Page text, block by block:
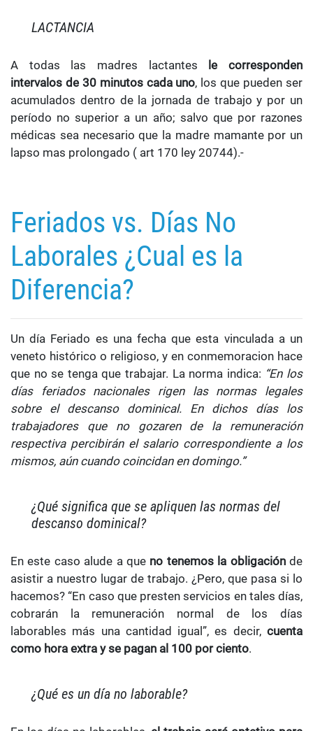
LACTANCIA
A todas las madres lactantes
le corresponden
intervalos de 30 minutos cada uno, los que pueden ser
acumulados dentro de la jornada de trabajo y por un
período no superior a un año; salvo que por razones
médicas sea necesario que la madre mamante por un
lapso mas prolongado ( art 170 ley 20744).-
Feriados vs. Días No
Laborales ¿Cual es la
Diferencia?
Un día Feriado es una fecha que esta vinculada a un
veneto histórico o religioso, y en conmemoracion hace
que no se tenga que trabajar. La norma indica: “En los
días feriados nacionales rigen las normas legales
sobre el descanso dominical. En dichos días los
trabajadores que no gozaren de la remuneración
respectiva percibirán el salario correspondiente a los
mismos, aún cuando coincidan en domingo.”
¿Qué significa que se apliquen las normas del
descanso dominical?
En este caso alude a que no tenemos la obligaciónde
asistir a nuestro lugar de trabajo. ¿Pero, que pasa si lo
hacemos? “En caso que presten servicios en tales días,
cobrarán la remuneración normal de los días
laborables más una cantidad igual”, es decir, cuenta
como hora extra y se pagan al 100 por ciento.
¿Qué es un día no laborable?